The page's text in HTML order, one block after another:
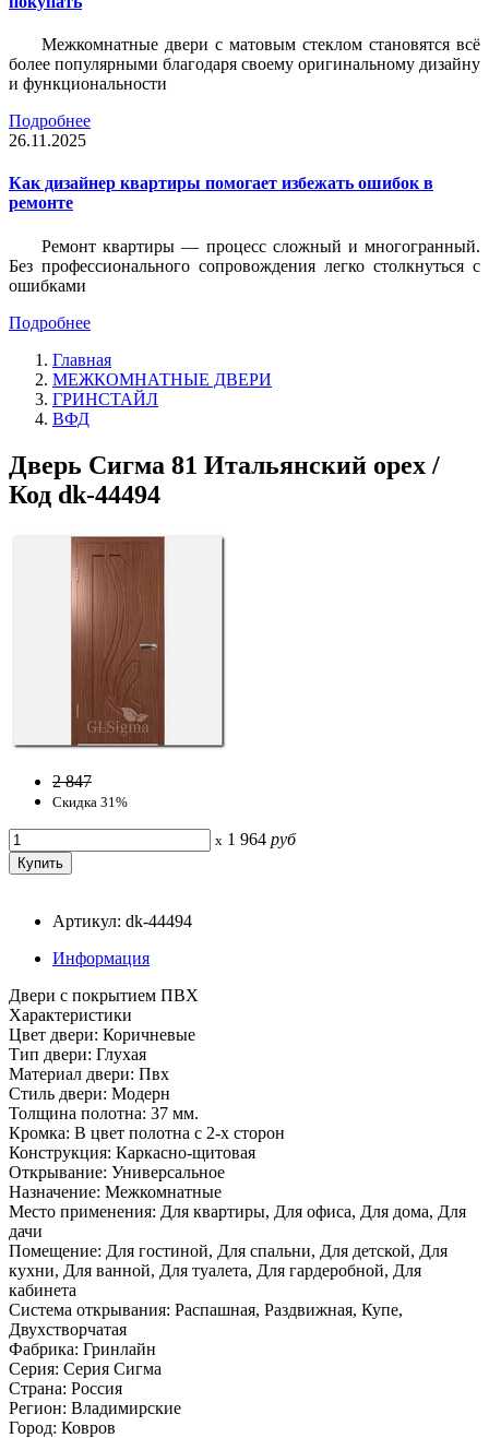
Межкомнатные двери с матовым стеклом становятся всё
более популярными благодаря своему оригинальному дизайну
и функциональности
Подробнее
26.11.2025
Как дизайнер квартиры помогает избежать ошибок в
ремонте
Ремонт квартиры — процесс сложный и многогранный.
Без профессионального сопровождения легко столкнуться с
ошибками
Подробнее
Главная
МЕЖКОМНАТНЫЕ ДВЕРИ
ГРИНСТАЙЛ
ВФД
Дверь Сигма 81 Итальянский орех /
Код dk-44494
2 847
Скидка 31%
x 1 964 руб
Артикул: dk-44494
Информация
Двери с покрытием ПВХ
Характеристики
Цвет двери: Коричневые
Тип двери: Глухая
Материал двери: Пвх
Стиль двери: Модерн
Толщина полотна: 37 мм.
Кромка: В цвет полотна с 2-х сторон
Конструкция: Каркасно-щитовая
Открывание: Универсальное
Назначение: Межкомнатные
Место применения: Для квартиры, Для офиса, Для дома, Для
дачи
Помещение: Для гостиной, Для спальни, Для детской, Для
кухни, Для ванной, Для туалета, Для гардеробной, Для
кабинета
Система открывания: Распашная, Раздвижная, Купе,
Двухстворчатая
Фабрика: Гринлайн
Серия: Серия Сигма
Страна: Россия
Регион: Владимирские
Город: Ковров